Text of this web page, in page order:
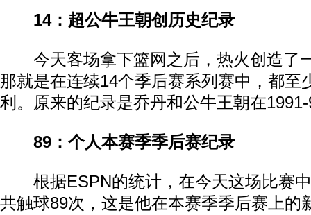
14：超公牛王朝创历史纪录
今天客场拿下篮网之后，热火创造了
那就是在连续14个季后赛系列赛中，都至
利。原来的纪录是乔丹和公牛王朝在
89：个人本赛季季后赛纪录
根据ESPN的统计，在今天这场比赛中
共触球89次，这是他在本赛季季后赛上的